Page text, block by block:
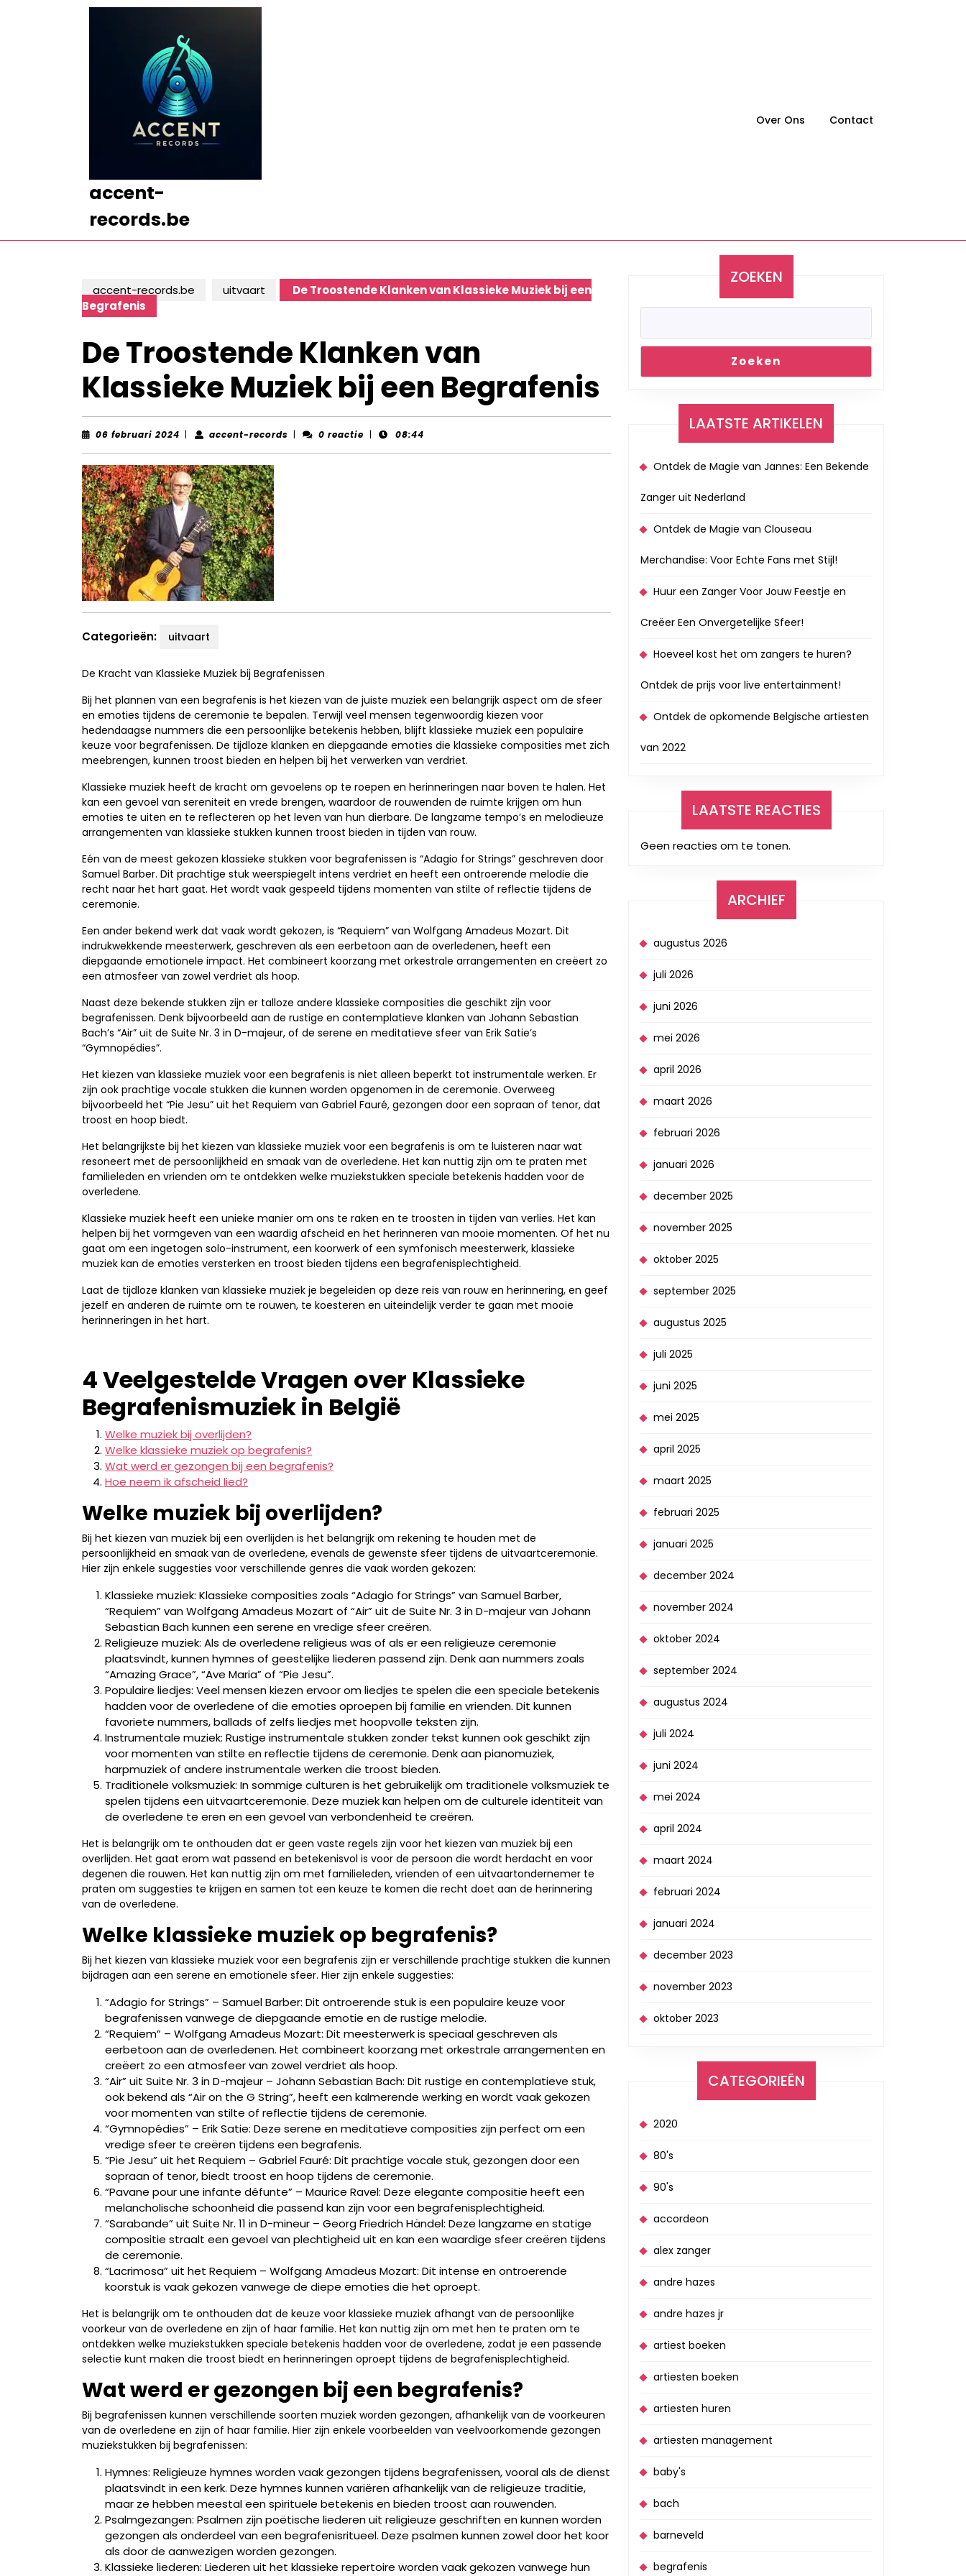
accent-
records.be
Over Ons Contact
accent-records.be uitvaart
De Troostende Klanken van Klassieke Muziek bij een
Begrafenis
De Troostende Klanken van
Klassieke Muziek bij een Begrafenis
06 februari 2024 06| accent-records accent-
| 0 reactie | 08:44
Categorieën: uitvaart
De Kracht van Klassieke Muziek bij Begrafenissen
Bij het plannen van een begrafenis is het kiezen van de juiste muziek een belangrijk aspect om de sfeer
en emoties tijdens de ceremonie te bepalen. Terwijl veel mensen tegenwoordig kiezen voor
hedendaagse nummers die een persoonlijke betekenis hebben, blijft klassieke muziek een populaire
keuze voor begrafenissen. De tijdloze klanken en diepgaande emoties die klassieke composities met zich
meebrengen, kunnen troost bieden en helpen bij het verwerken van verdriet.
Klassieke muziek heeft de kracht om gevoelens op te roepen en herinneringen naar boven te halen. Het
kan een gevoel van sereniteit en vrede brengen, waardoor de rouwenden de ruimte krijgen om hun
emoties te uiten en te reflecteren op het leven van hun dierbare. De langzame tempo’s en melodieuze
arrangementen van klassieke stukken kunnen troost bieden in tijden van rouw.
Eén van de meest gekozen klassieke stukken voor begrafenissen is “Adagio for Strings” geschreven door
Samuel Barber. Dit prachtige stuk weerspiegelt intens verdriet en heeft een ontroerende melodie die
recht naar het hart gaat. Het wordt vaak gespeeld tijdens momenten van stilte of reflectie tijdens de
ceremonie.
Een ander bekend werk dat vaak wordt gekozen, is “Requiem” van Wolfgang Amadeus Mozart. Dit
indrukwekkende meesterwerk, geschreven als een eerbetoon aan de overledenen, heeft een
diepgaande emotionele impact. Het combineert koorzang met orkestrale arrangementen en creëert zo
een atmosfeer van zowel verdriet als hoop.
Naast deze bekende stukken zijn er talloze andere klassieke composities die geschikt zijn voor
begrafenissen. Denk bijvoorbeeld aan de rustige en contemplatieve klanken van Johann Sebastian
Bach’s “Air” uit de Suite Nr. 3 in D-majeur, of de serene en meditatieve sfeer van Erik Satie’s
“Gymnopédies”.
Het kiezen van klassieke muziek voor een begrafenis is niet alleen beperkt tot instrumentale werken. Er
zijn ook prachtige vocale stukken die kunnen worden opgenomen in de ceremonie. Overweeg
bijvoorbeeld het “Pie Jesu” uit het Requiem van Gabriel Fauré, gezongen door een sopraan of tenor, dat
troost en hoop biedt.
Het belangrijkste bij het kiezen van klassieke muziek voor een begrafenis is om te luisteren naar wat
resoneert met de persoonlijkheid en smaak van de overledene. Het kan nuttig zijn om te praten met
familieleden en vrienden om te ontdekken welke muziekstukken speciale betekenis hadden voor de
overledene.
Klassieke muziek heeft een unieke manier om ons te raken en te troosten in tijden van verlies. Het kan
helpen bij het vormgeven van een waardig afscheid en het herinneren van mooie momenten. Of het nu
gaat om een ingetogen solo-instrument, een koorwerk of een symfonisch meesterwerk, klassieke
muziek kan de emoties versterken en troost bieden tijdens een begrafenisplechtigheid.
Laat de tijdloze klanken van klassieke muziek je begeleiden op deze reis van rouw en herinnering, en geef
jezelf en anderen de ruimte om te rouwen, te koesteren en uiteindelijk verder te gaan met mooie
herinneringen in het hart.
4 Veelgestelde Vragen over Klassieke
Begrafenismuziek in België
Welke muziek bij overlijden?
Welke klassieke muziek op begrafenis?
Wat werd er gezongen bij een begrafenis?
Hoe neem ik afscheid lied?
Welke muziek bij overlijden?
Bij het kiezen van muziek bij een overlijden is het belangrijk om rekening te houden met de
persoonlijkheid en smaak van de overledene, evenals de gewenste sfeer tijdens de uitvaartceremonie.
Hier zijn enkele suggesties voor verschillende genres die vaak worden gekozen:
Klassieke muziek: Klassieke composities zoals “Adagio for Strings” van Samuel Barber,
“Requiem” van Wolfgang Amadeus Mozart of “Air” uit de Suite Nr. 3 in D-majeur van Johann
Sebastian Bach kunnen een serene en vredige sfeer creëren.
Religieuze muziek: Als de overledene religieus was of als er een religieuze ceremonie
plaatsvindt, kunnen hymnes of geestelijke liederen passend zijn. Denk aan nummers zoals
“Amazing Grace”, “Ave Maria” of “Pie Jesu”.
Populaire liedjes: Veel mensen kiezen ervoor om liedjes te spelen die een speciale betekenis
hadden voor de overledene of die emoties oproepen bij familie en vrienden. Dit kunnen
favoriete nummers, ballads of zelfs liedjes met hoopvolle teksten zijn.
Instrumentale muziek: Rustige instrumentale stukken zonder tekst kunnen ook geschikt zijn
voor momenten van stilte en reflectie tijdens de ceremonie. Denk aan pianomuziek,
harpmuziek of andere instrumentale werken die troost bieden.
Traditionele volksmuziek: In sommige culturen is het gebruikelijk om traditionele volksmuziek te
spelen tijdens een uitvaartceremonie. Deze muziek kan helpen om de culturele identiteit van
de overledene te eren en een gevoel van verbondenheid te creëren.
Het is belangrijk om te onthouden dat er geen vaste regels zijn voor het kiezen van muziek bij een
overlijden. Het gaat erom wat passend en betekenisvol is voor de persoon die wordt herdacht en voor
degenen die rouwen. Het kan nuttig zijn om met familieleden, vrienden of een uitvaartondernemer te
praten om suggesties te krijgen en samen tot een keuze te komen die recht doet aan de herinnering
van de overledene.
Welke klassieke muziek op begrafenis?
Bij het kiezen van klassieke muziek voor een begrafenis zijn er verschillende prachtige stukken die kunnen
bijdragen aan een serene en emotionele sfeer. Hier zijn enkele suggesties:
“Adagio for Strings” – Samuel Barber: Dit ontroerende stuk is een populaire keuze voor
begrafenissen vanwege de diepgaande emotie en de rustige melodie.
“Requiem” – Wolfgang Amadeus Mozart: Dit meesterwerk is speciaal geschreven als
eerbetoon aan de overledenen. Het combineert koorzang met orkestrale arrangementen en
creëert zo een atmosfeer van zowel verdriet als hoop.
“Air” uit Suite Nr. 3 in D-majeur – Johann Sebastian Bach: Dit rustige en contemplatieve stuk,
ook bekend als “Air on the G String”, heeft een kalmerende werking en wordt vaak gekozen
voor momenten van stilte of reflectie tijdens de ceremonie.
“Gymnopédies” – Erik Satie: Deze serene en meditatieve composities zijn perfect om een
vredige sfeer te creëren tijdens een begrafenis.
“Pie Jesu” uit het Requiem – Gabriel Fauré: Dit prachtige vocale stuk, gezongen door een
sopraan of tenor, biedt troost en hoop tijdens de ceremonie.
“Pavane pour une infante défunte” – Maurice Ravel: Deze elegante compositie heeft een
melancholische schoonheid die passend kan zijn voor een begrafenisplechtigheid.
“Sarabande” uit Suite Nr. 11 in D-mineur – Georg Friedrich Händel: Deze langzame en statige
compositie straalt een gevoel van plechtigheid uit en kan een waardige sfeer creëren tijdens
de ceremonie.
“Lacrimosa” uit het Requiem – Wolfgang Amadeus Mozart: Dit intense en ontroerende
koorstuk is vaak gekozen vanwege de diepe emoties die het oproept.
Het is belangrijk om te onthouden dat de keuze voor klassieke muziek afhangt van de persoonlijke
voorkeur van de overledene en zijn of haar familie. Het kan nuttig zijn om met hen te praten om te
ontdekken welke muziekstukken speciale betekenis hadden voor de overledene, zodat je een passende
selectie kunt maken die troost biedt en herinneringen oproept tijdens de begrafenisplechtigheid.
Wat werd er gezongen bij een begrafenis?
Bij begrafenissen kunnen verschillende soorten muziek worden gezongen, afhankelijk van de voorkeuren
van de overledene en zijn of haar familie. Hier zijn enkele voorbeelden van veelvoorkomende gezongen
muziekstukken bij begrafenissen:
Hymnes: Religieuze hymnes worden vaak gezongen tijdens begrafenissen, vooral als de dienst
plaatsvindt in een kerk. Deze hymnes kunnen variëren afhankelijk van de religieuze traditie,
maar ze hebben meestal een spirituele betekenis en bieden troost aan rouwenden.
Psalmgezangen: Psalmen zijn poëtische liederen uit religieuze geschriften en kunnen worden
gezongen als onderdeel van een begrafenisritueel. Deze psalmen kunnen zowel door het koor
als door de aanwezigen worden gezongen.
Klassieke liederen: Liederen uit het klassieke repertoire worden vaak gekozen vanwege hun
ZOEKEN
Zoeken
LAATSTE ARTIKELEN
Ontdek de Magie van Jannes: Een Bekende
Zanger uit Nederland
Ontdek de Magie van Clouseau
Merchandise: Voor Echte Fans met Stijl!
Huur een Zanger Voor Jouw Feestje en
Creëer Een Onvergetelijke Sfeer!
Hoeveel kost het om zangers te huren?
Ontdek de prijs voor live entertainment!
Ontdek de opkomende Belgische artiesten
van 2022
LAATSTE REACTIES
Geen reacties om te tonen.
ARCHIEF
augustus 2026
juli 2026
juni 2026
mei 2026
april 2026
maart 2026
februari 2026
januari 2026
december 2025
november 2025
oktober 2025
september 2025
augustus 2025
juli 2025
juni 2025
mei 2025
april 2025
maart 2025
februari 2025
januari 2025
december 2024
november 2024
oktober 2024
september 2024
augustus 2024
juli 2024
juni 2024
mei 2024
april 2024
maart 2024
februari 2024
januari 2024
december 2023
november 2023
oktober 2023
CATEGORIEËN
2020
80's
90's
accordeon
alex zanger
andre hazes
andre hazes jr
artiest boeken
artiesten boeken
artiesten huren
artiesten management
baby's
bach
barneveld
begrafenis